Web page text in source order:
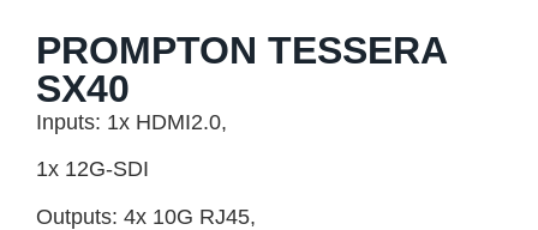
PROMPTON TESSERA
SX40
Inputs: 1x HDMI2.0,
1x 12G-SDI
Outputs: 4x 10G RJ45,